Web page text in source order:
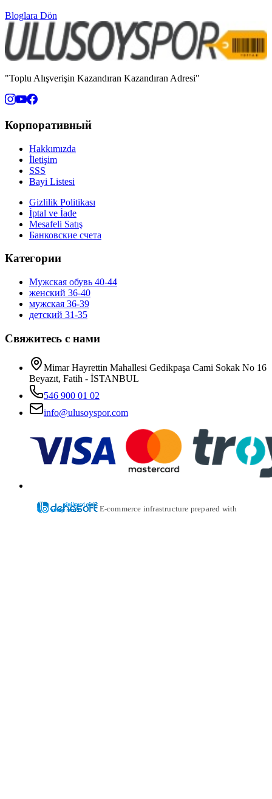
Bloglara Dön
"Toplu Alışverişin Kazandıran Kazandıran Adresi"
Корпоративный
Hakkımızda
İletişim
SSS
Bayi Listesi
Gizlilik Politikası
İptal ve İade
Mesafeli Satış
Банковские счета
Категории
Мужская обувь 40-44
женский 36-40
мужская 36-39
детский 31-35
Свяжитесь с нами
Mimar Hayrettin Mahallesi Gedikpaşa Cami Sokak No 16
Beyazıt, Fatih - İSTANBUL
546 900 01 02
info@ulusoyspor.com
E-commerce infrastructure prepared with